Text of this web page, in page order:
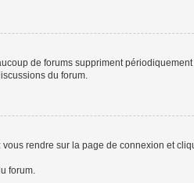
de forums suppriment
du forum.
rendre sur la page de connexion et
forum.